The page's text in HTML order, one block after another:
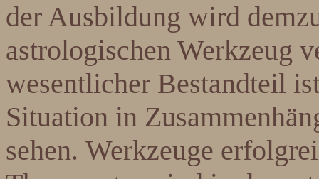
der Ausbildung wird
astrologischen Werkzeug
wesentlicher Bestandteil
Situation in
sehen. Werkzeuge